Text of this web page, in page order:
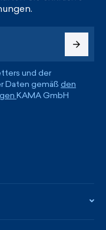
und der
Daten gemäß den
KAMA GmbH